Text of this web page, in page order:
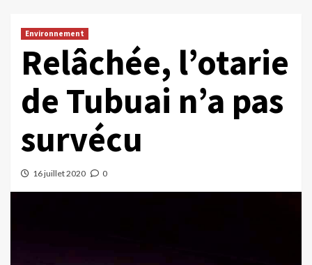
Environnement
Relâchée, l’otarie
de Tubuai n’a pas
survécu
16 juillet 2020 0